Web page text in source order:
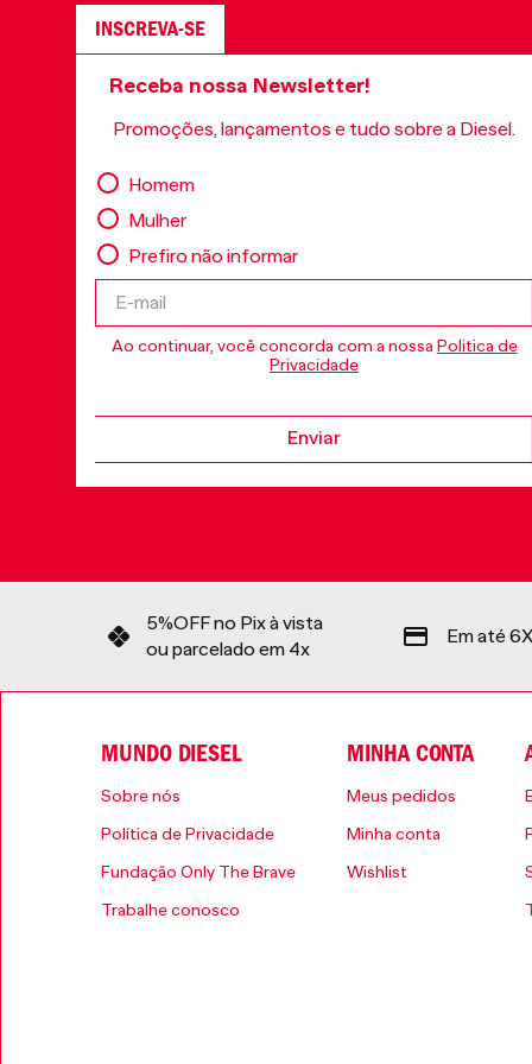
INSCREVA-SE
Receba nossa Newsletter!
Promoções, lançamentos e tudo sobre a Diesel.
Homem
Mulher
Prefiro não informar
Ao continuar, você concorda com a nossa Politica de
Privacidade
Enviar
5%OFF no Pix à vista
ou parcelado em 4x
Em até
MUNDO DIESEL
Sobre nós
Política de Privacidade
Fundação Only The Brave
Trabalhe conosco
MINHA CONTA
Meus pedidos
Minha conta
Wishlist